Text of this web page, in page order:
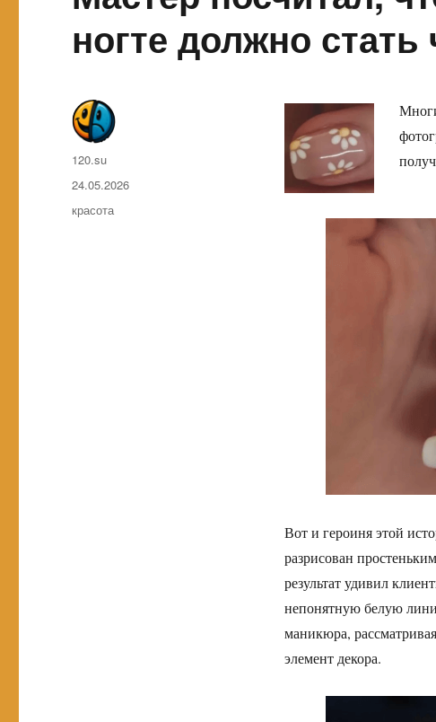
ногте должно
Вот и героиня этой
разрисован
результат удивил
непонятную белую
маникюра,
элемент декора.
Автор
120.su
Опубликовано
24.05.2026
Метки
красота